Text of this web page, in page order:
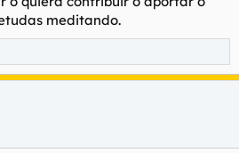
meditando.